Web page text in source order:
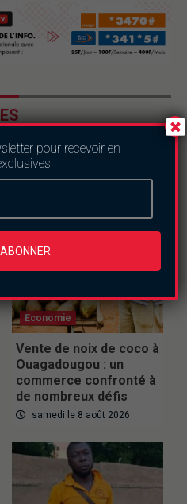
Economie
Vente de noix de coco à
Ouagadougou : un
commerce confronté à
de nombreux défis
samedi le 8 août 2026
pour recevoir en